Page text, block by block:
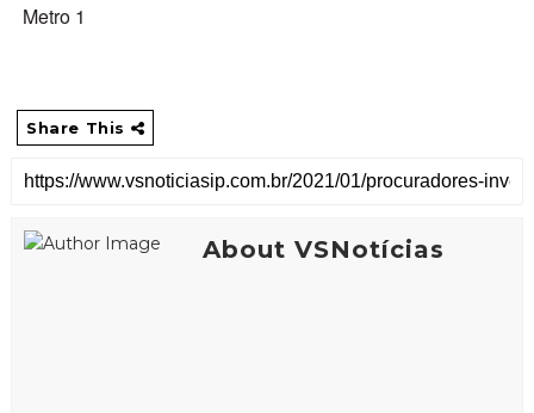
Metro 1
Share This
About VSNotícias